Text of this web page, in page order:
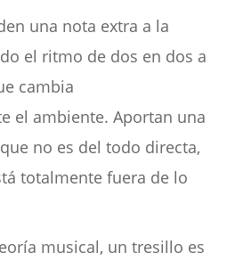
una nota extra a la
el ritmo de dos en dos a
cambia
el ambiente. Aportan una
no es del todo directa,
totalmente fuera de lo
musical, un tresillo es